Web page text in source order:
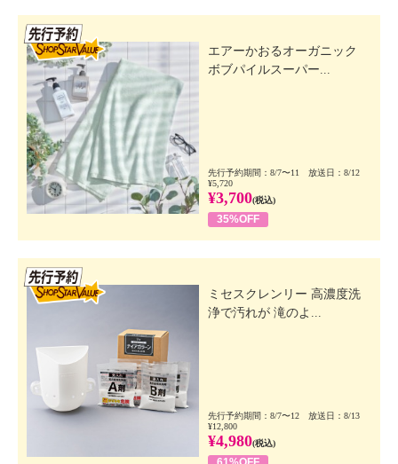
エアーかおるオーガニック
ボブパイルスーパー...
先行予約期間：8/7〜11 放送日：8/12
¥5,720
¥3,700(税込)
35%OFF
ミセスクレンリー 高濃度洗
浄で汚れが 滝のよ...
先行予約期間：8/7〜12 放送日：8/13
¥12,800
¥4,980(税込)